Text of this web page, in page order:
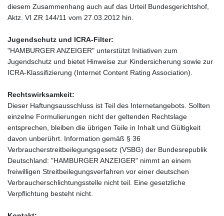
diesem Zusammenhang auch auf das Urteil Bundesgerichtshof,
Aktz. VI ZR 144/11 vom 27.03.2012 hin.
Jugendschutz und ICRA-Filter:
"HAMBURGER ANZEIGER" unterstützt Initiativen zum
Jugendschutz und bietet Hinweise zur Kindersicherung sowie zur
ICRA-Klassifizierung (Internet Content Rating Association).
Rechtswirksamkeit:
Dieser Haftungsausschluss ist Teil des Internetangebots. Sollten
einzelne Formulierungen nicht der geltenden Rechtslage
entsprechen, bleiben die übrigen Teile in Inhalt und Gültigkeit
davon unberührt. Information gemäß § 36
Verbraucherstreitbeilegungsgesetz (VSBG) der Bundesrepublik
Deutschland: "HAMBURGER ANZEIGER" nimmt an einem
freiwilligen Streitbeilegungsverfahren vor einer deutschen
Verbraucherschlichtungsstelle nicht teil. Eine gesetzliche
Verpflichtung besteht nicht.